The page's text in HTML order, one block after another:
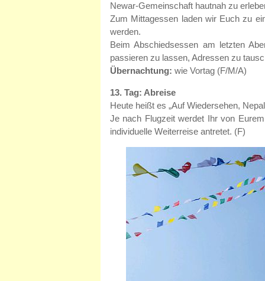
Newar-Gemeinschaft hautnah zu
Zum Mittagessen laden wir Euch zu
werden.
Beim Abschiedsessen am letzten
passieren zu lassen, Adressen zu
Übernachtung: wie Vortag (F/M/A)
13. Tag: Abreise
Heute heißt es „Auf Wiedersehen,
Je nach Flugzeit werdet Ihr von
individuelle Weiterreise antretet. (F)